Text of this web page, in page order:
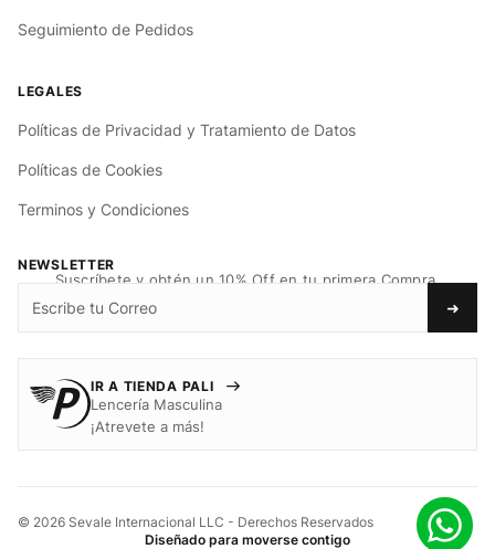
Seguimiento de Pedidos
Políticas de Privacidad y Tratamiento de Datos
Políticas de Cookies
Terminos y Condiciones
NEWSLETTER
Suscríbete y obtén un 10% Off en tu primera Compra.
➜
IR A TIENDA PALI
Lencería Masculina
¡Atrevete a más!
© 2026 Sevale Internacional LLC - Derechos Reservados
Diseñado para moverse contigo